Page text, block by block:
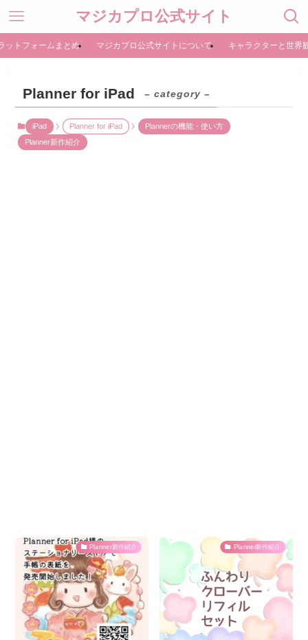
マジカプロ公式サイト
ットフォームまとめ マジカプロ公式サイトについて キャラクターと世界
Planner for iPad – category –
iPad Planner for iPad
Plannerの機能・使い方
Planner新作紹介
Planner新作紹介 Planner新作紹介